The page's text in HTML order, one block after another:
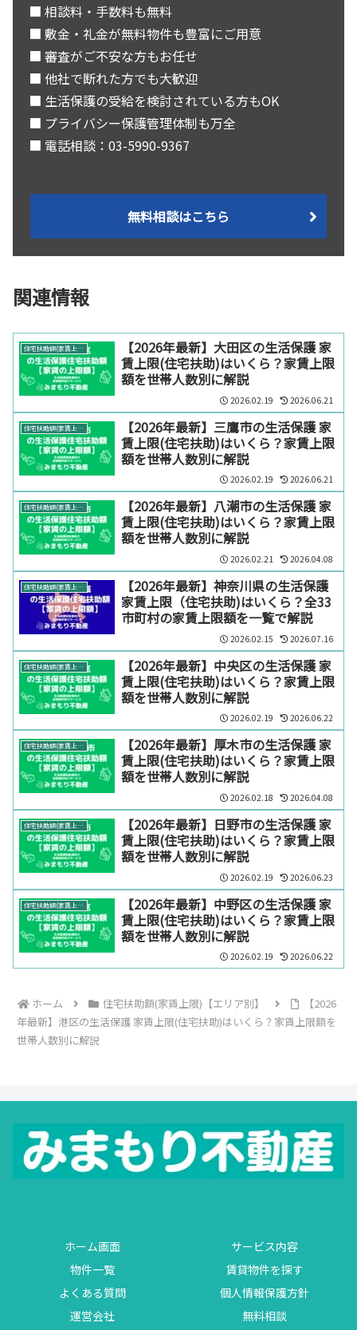
■ 相談料・手数料も無料
■ 敷金・礼金が無料物件も豊富にご用意
■ 審査がご不安な方もお任せ
■ 他社で断れた方でも大歓迎
■ 生活保護の受給を検討されている方もOK
■ プライバシー保護管理体制も万全
■ 電話相談：03-5990-9367
無料相談はこちら
関連情報
住宅扶助額(家賃上限)【エリア別】
【2026年最新】大田区の生活保護 家
賃上限(住宅扶助)はいくら？家賃上限
額を世帯人数別に解説
2026.02.19 2026.06.21
住宅扶助額(家賃上限)【エリア別】
【2026年最新】三鷹市の生活保護 家
賃上限(住宅扶助)はいくら？家賃上限
額を世帯人数別に解説
2026.02.19 2026.06.21
住宅扶助額(家賃上限)【エリア別】
【2026年最新】八潮市の生活保護 家
賃上限(住宅扶助)はいくら？家賃上限
額を世帯人数別に解説
2026.02.21 2026.04.08
住宅扶助額(家賃上限)【エリア別】
【2026年最新】神奈川県の生活保護
家賃上限（住宅扶助)はいくら？全33
市町村の家賃上限額を一覧で解説
2026.02.15 2026.07.16
住宅扶助額(家賃上限)【エリア別】
【2026年最新】中央区の生活保護 家
賃上限(住宅扶助)はいくら？家賃上限
額を世帯人数別に解説
2026.02.19 2026.06.22
住宅扶助額(家賃上限)【エリア別】
【2026年最新】厚木市の生活保護 家
賃上限(住宅扶助)はいくら？家賃上限
額を世帯人数別に解説
2026.02.18 2026.04.08
住宅扶助額(家賃上限)【エリア別】
【2026年最新】日野市の生活保護 家
賃上限(住宅扶助)はいくら？家賃上限
額を世帯人数別に解説
2026.02.19 2026.06.23
住宅扶助額(家賃上限)【エリア別】
【2026年最新】中野区の生活保護 家
賃上限(住宅扶助)はいくら？家賃上限
額を世帯人数別に解説
2026.02.19 2026.06.22
ホーム 住宅扶助額(家賃上限)【エリア別】
【2026
年最新】港区の生活保護 家賃上限(住宅扶助)はいくら？家賃上限額を
世帯人数別に解説
ホーム画面
サービス内容
物件一覧
賃貸物件を探す
よくある質問
個人情報保護方針
運営会社
無料相談